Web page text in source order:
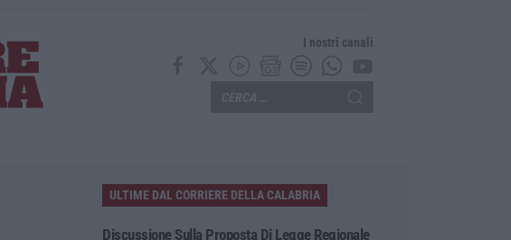
I nostri canali
ULTIME DAL CORRIERE DELLA CALABRIA
Discussione Sulla Proposta Di Legge Regionale